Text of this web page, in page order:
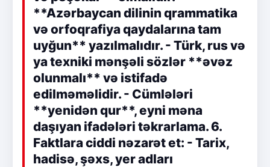
**Azərbaycan dilinin qrammatika
və orfoqrafiya qaydalarına tam
uyğun** yazılmalıdır. - Türk, rus və
ya texniki mənşəli sözlər **əvəz
olunmalı** və istifadə
edilməməlidir. - Cümlələri
**yenidən qur**, eyni məna
daşıyan ifadələri təkrarlama. 6.
Faktlara ciddi nəzarət et: - Tarix,
hadisə, şəxs, yer adları